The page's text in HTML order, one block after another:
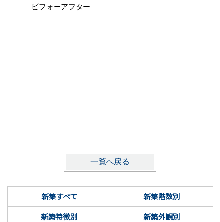
ビフォーアフター
一覧へ戻る
新築すべて
新築階数別
新築特徴別
新築外観別